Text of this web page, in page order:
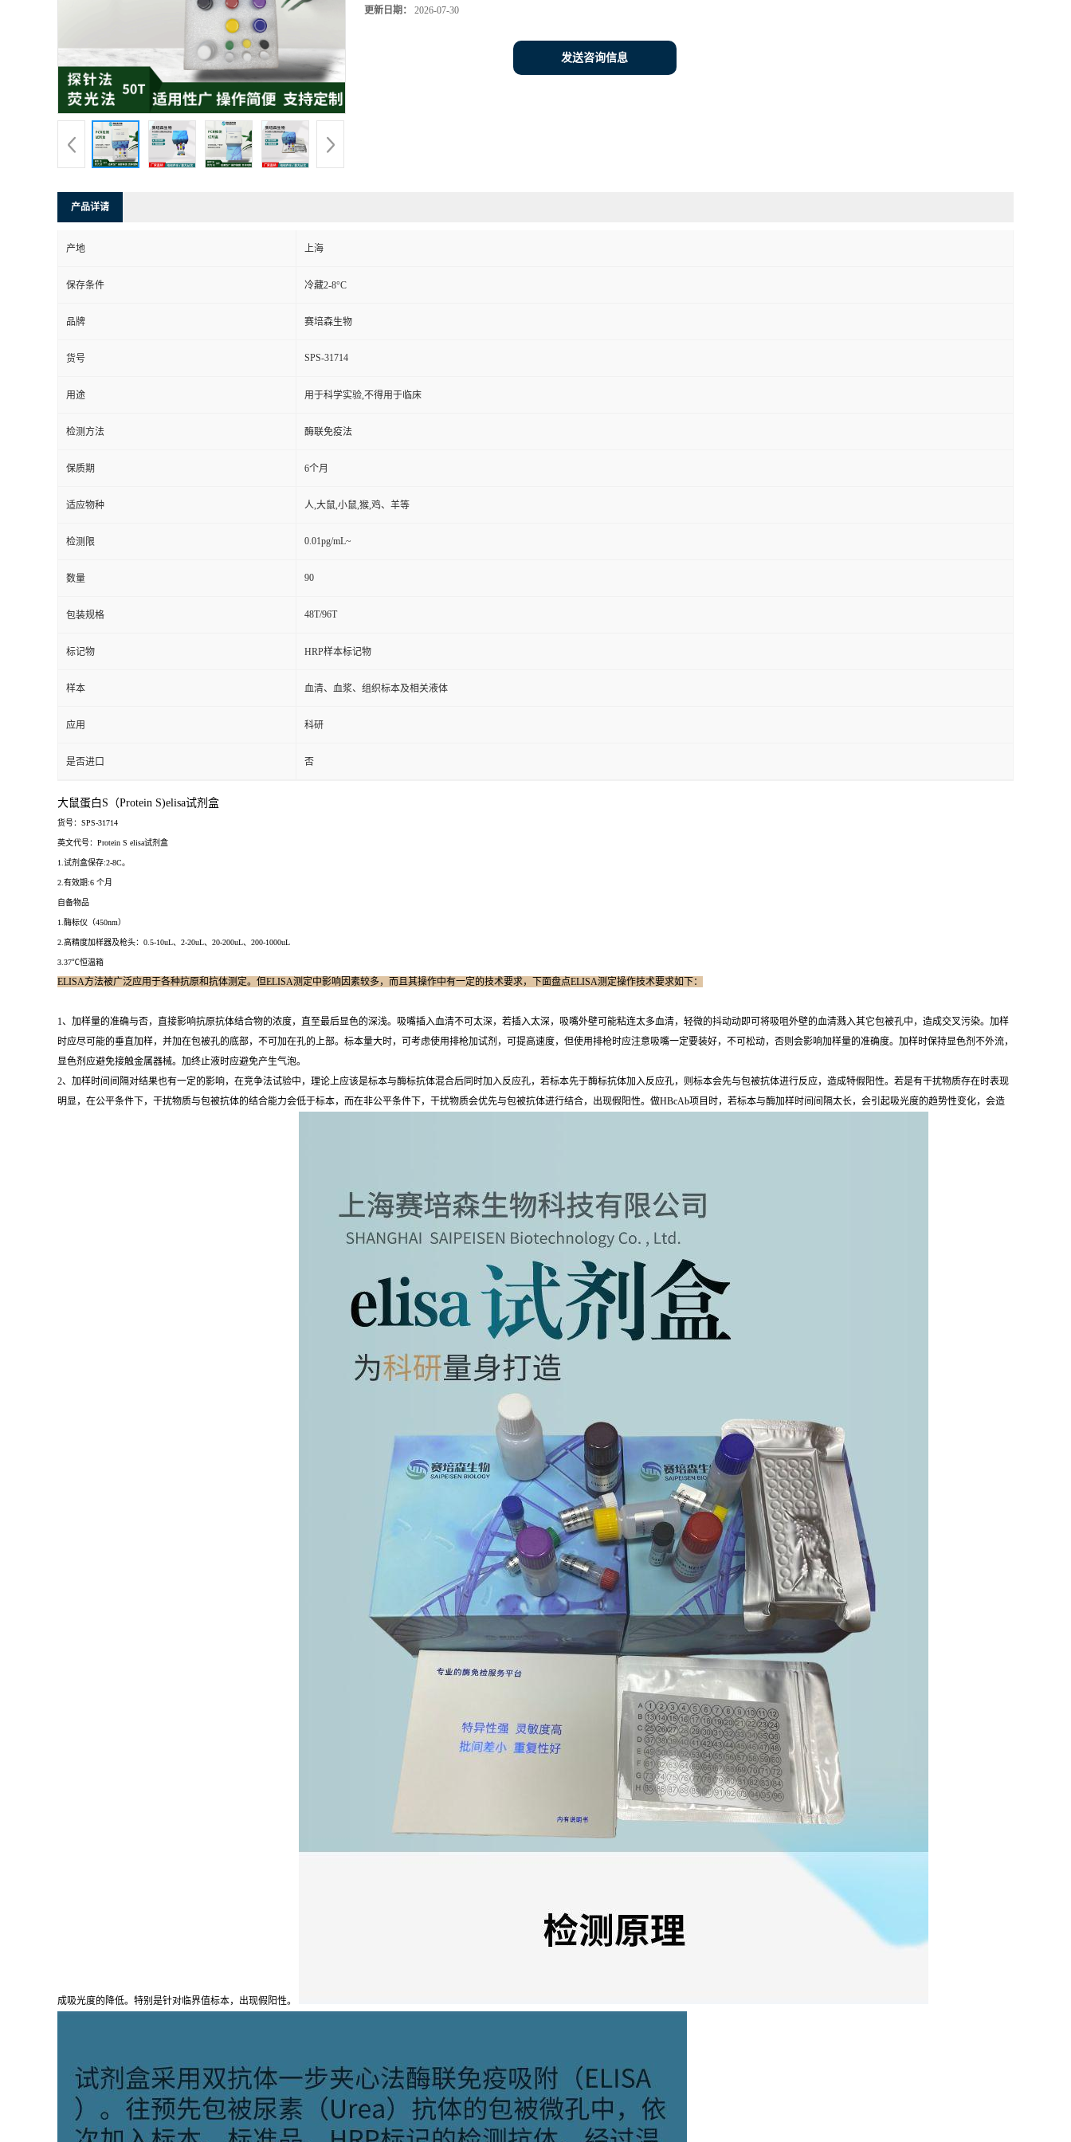
更新日期： 2026-07-30
发送咨询信息
产品详请
产地 上海
保存条件 冷藏2-8°C
品牌 赛培森生物
货号 SPS-31714
用途 用于科学实验,不得用于临床
检测方法 酶联免疫法
保质期 6个月
适应物种 人,大鼠,小鼠,猴,鸡、羊等
检测限 0.01pg/mL~
数量 90
包装规格 48T/96T
标记物 HRP样本标记物
样本 血清、血浆、组织标本及相关液体
应用 科研
是否进口 否
大鼠蛋白S（Protein S)elisa试剂盒
货号：SPS-31714
英文代号：Protein S elisa试剂盒
1.试剂盒保存:2-8C。
2.有效期:6 个月
自备物品
1.酶标仪（450nm）
2.高精度加样器及枪头：0.5-10uL、2-20uL、20-200uL、200-1000uL
3.37℃恒温箱
ELISA方法被广泛应用于各种抗原和抗体测定。但ELISA测定中影响因素较多，而且其操作中有一定的技术要求，下面盘点ELISA测定操作技术要求如下：
1、加样量的准确与否，直接影响抗原抗体结合物的浓度，直至最后显色的深浅。吸嘴插入血清不可太深，若插入太深，吸嘴外壁可能粘连太多血清，轻微的抖动动即可将吸咀外壁的血清溅入其它包被孔中，造成交叉污染。加样
时应尽可能的垂直加样，并加在包被孔的底部，不可加在孔的上部。标本量大时，可考虑使用排枪加试剂，可提高速度，但使用排枪时应注意吸嘴一定要装好，不可松动，否则会影响加样量的准确度。加样时保持显色剂不外流，
显色剂应避免接触金属器械。加终止液时应避免产生气泡。
2、加样时间间隔对结果也有一定的影响，在竞争法试验中，理论上应该是标本与酶标抗体混合后同时加入反应孔，若标本先于酶标抗体加入反应孔，则标本会先与包被抗体进行反应，造成特假阳性。若是有干扰物质存在时表现
明显，在公平条件下，干扰物质与包被抗体的结合能力会低于标本，而在非公平条件下，干扰物质会优先与包被抗体进行结合，出现假阳性。做HBcAb项目时，若标本与酶加样时间间隔太长，会引起吸光度的趋势性变化，会造
成吸光度的降低。特别是针对临界值标本，出现假阳性。